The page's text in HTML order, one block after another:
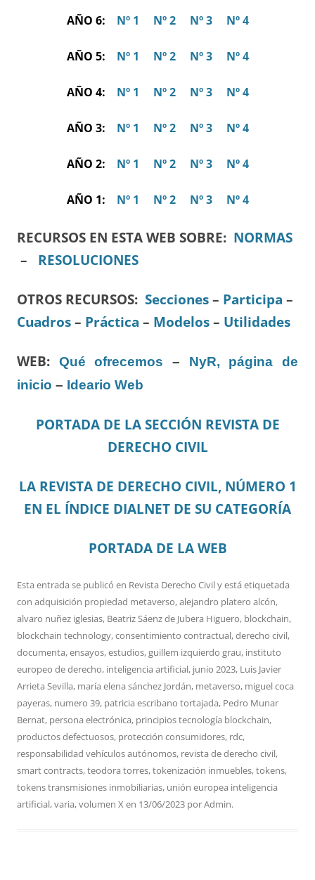
AÑO 6: Nº 1 Nº 2 Nº 3 Nº 4
AÑO 5: Nº 1 Nº 2 Nº 3 Nº 4
AÑO 4: Nº 1 Nº 2 Nº 3 Nº 4
AÑO 3: Nº 1 Nº 2 Nº 3 Nº 4
AÑO 2: Nº 1 Nº 2 Nº 3 Nº 4
AÑO 1: Nº 1 Nº 2 Nº 3 Nº 4
RECURSOS EN ESTA WEB SOBRE: NORMAS
– RESOLUCIONES
OTROS RECURSOS: Secciones – Participa –
Cuadros – Práctica – Modelos – Utilidades
WEB: Qué ofrecemos – NyR, página de
inicio – Ideario Web
PORTADA DE LA SECCIÓN REVISTA DE
DERECHO CIVIL
LA REVISTA DE DERECHO CIVIL, NÚMERO 1
EN EL ÍNDICE DIALNET DE SU CATEGORÍA
PORTADA DE LA WEB
Esta entrada se publicó en Revista Derecho Civily está etiquetada
con adquisición propiedad metaverso,alejandro platero alcón,
alvaro nuñez iglesias, Beatriz Sáenz de Jubera Higuero, blockchain,
blockchain technology,consentimiento contractual,derecho civil,
documenta,ensayos,estudios,guillem izquierdo grau, instituto
europeo de derecho, inteligencia artificial, junio 2023, Luis Javier
Arrieta Sevilla, maría elena sánchez Jordán, metaverso, miguel coca
payeras, numero 39, patricia escribano tortajada, Pedro Munar
Bernat, persona electrónica, principios tecnología blockchain,
productos defectuosos, protección consumidores, rdc,
responsabilidad vehículos autónomos, revista de derecho civil,
smart contracts,teodora torres,tokenización inmuebles,tokens,
tokens transmisiones inmobiliarias, unión europea inteligencia
artificial,varia,volumen X en 13/06/2023 porAdmin.